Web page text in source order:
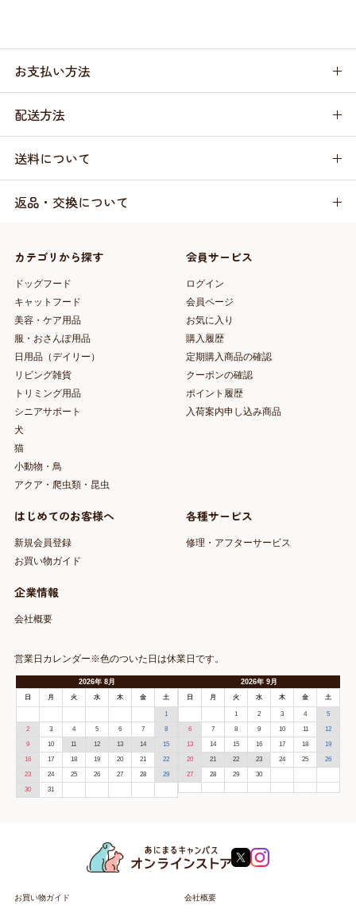
お支払い方法
配送方法
送料について
返品・交換について
カテゴリから探す
ドッグフード
キャットフード
美容・ケア用品
服・おさんぽ用品
日用品（デイリー）
リビング雑貨
トリミング用品
シニアサポート
犬
猫
小動物・鳥
アクア・爬虫類・昆虫
会員サービス
ログイン
会員ページ
お気に入り
購入履歴
定期購入商品の確認
クーポンの確認
ポイント履歴
入荷案内申し込み商品
はじめてのお客様へ
新規会員登録
お買い物ガイド
各種サービス
修理・アフターサービス
企業情報
会社概要
営業日カレンダー※色のついた日は休業日です。
2026年 8月
日 月 火 水 木 金 土
1
2 3 4 5 6 7 8
9 10 11 12 13 14 15
16 17 18 19 20 21 22
23 24 25 26 27 28 29
30 31
2026年9月
日 月 火 水 木 金 土
1 2 3 4 5
6 7 8 9 10 11 12
13 14 15 16 17 18 19
20 21 22 23 24 25 26
27 28 29 30
お買い物ガイド 会社概要